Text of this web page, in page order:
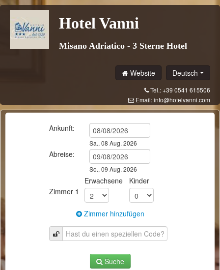
Hotel Vanni
Misano Adriatico - 3 Sterne Hotel
Website Deutsch
Tel.: +39 0541 615506
Email:info@hotelvanni.com
Ankunft:
Sa., 08 Aug. 2026
Abreise:
So., 09 Aug. 2026
Zimmer 1
Erwachsene Kinder
Zimmer hinzufügen
Suche